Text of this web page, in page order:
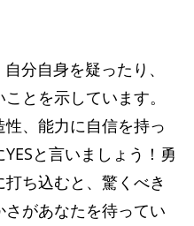
分自身を疑ったり、
とを示しています。
、能力に自信を持っ
と言いましょう！勇
ち込むと、驚くべき
があなたを待ってい